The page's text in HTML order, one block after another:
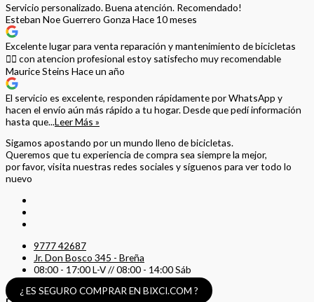
Servicio personalizado. Buena atención. Recomendado!
Esteban Noe Guerrero Gonza Hace 10 meses
Excelente lugar para venta reparación y mantenimiento de bicicletas
🚵‍♀️ con atencion profesional estoy satisfecho muy recomendable
Maurice Steins Hace un año
El servicio es excelente, responden rápidamente por WhatsApp y
hacen el envío aún más rápido a tu hogar. Desde que pedí información
hasta que...Leer Más »
Sigamos apostando por un mundo lleno de bicicletas.
Queremos que tu experiencia de compra sea siempre la mejor,
por favor, visita nuestras redes sociales y síguenos para ver todo lo
nuevo
9777 42687
Jr. Don Bosco 345 - Breña
08:00 - 17:00 L-V // 08:00 - 14:00 Sáb
¿ ES SEGURO COMPRAR EN BIXCI.COM ?